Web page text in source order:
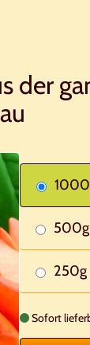
der
500g
250g
Sofort